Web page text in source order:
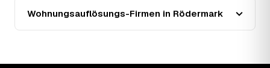
am oberen. Anrechenbare Wertgegenstände senken den
Endpreis zusätzlich. Den genauen Betrag für Ihre
Wohnungsauflösungs-Firmen in Rödermark